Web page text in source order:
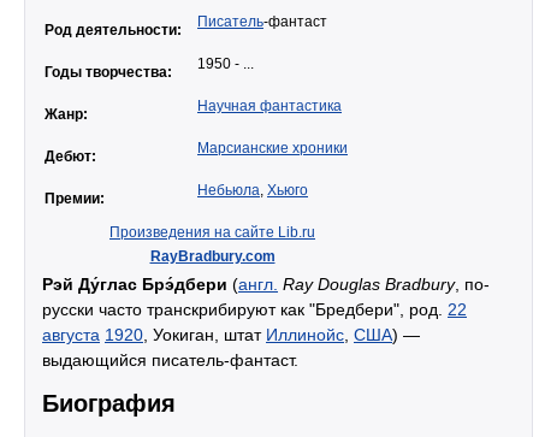
Род деятельности: Писатель-фантаст
Годы творчества: 1950 - ...
Жанр: Научная фантастика
Дебют: Марсианские хроники
Премии: Небьюла, Хьюго
Произведения на сайте Lib.ru
RayBradbury.com
Рэй Ду́глас Брэ́дбери (англ. Ray Douglas Bradbury, по-
русски часто транскрибируют как "Бредбери", род. 22
августа 1920 , Уокиган, штат Иллинойс США) —
выдающийся писатель-фантаст.
Биография